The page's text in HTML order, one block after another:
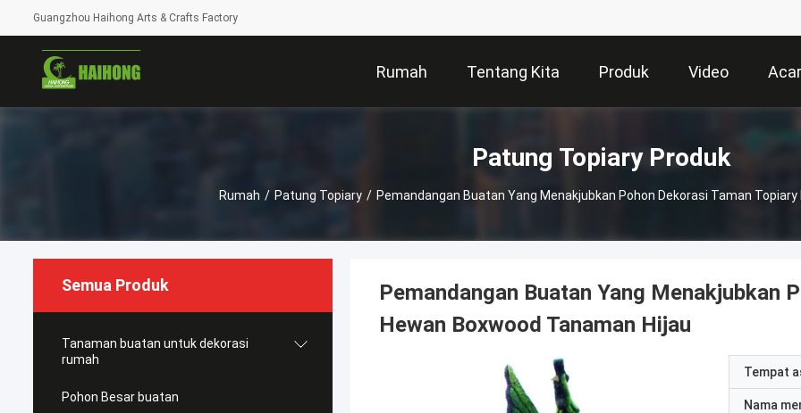
Guangzhou Haihong Arts & Crafts Factory
Rumah Tentang Kita Produk Video
Patung Topiary Produk
Rumah / Patung Topiary / Pemandangan Buatan Yang Menakjubkan Pohon Dekorasi Taman
Semua Produk
Tanaman buatan untuk dekorasi
rumah
Pohon Besar buatan
Pemandangan Buatan Yang Menakjubkan
Hewan Boxwood Tanaman Hijau
Tempat
Nama